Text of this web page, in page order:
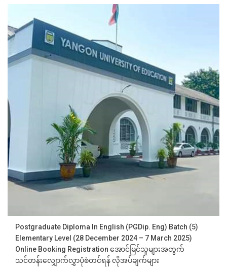
Postgraduate Diploma In English (PGDip. Eng) Batch (5)
Elementary Level (28 December 2024 – 7 March 2025)
Online Booking Registration အောင်မြင်သူများအတွက်
သင်တန်းလျှောက်လွှာပုံစံတင်ရန် လိုအပ်ချက်များ